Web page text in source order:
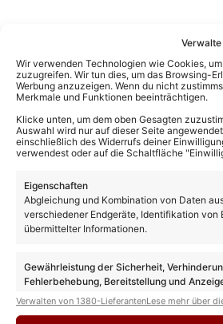
Wir verwenden Technologien wie Cookies,
zuzugreifen. Wir tun dies, um das Browsing-
Werbung anzuzeigen. Wenn du nicht
Merkmale und Funktionen beeinträchtigen.
Klicke unten, um dem oben Gesagten
Auswahl wird nur auf dieser Seite
einschließlich des Widerrufs deiner
verwendest oder auf die Schaltfläche
Eigenschaften
Abgleichung und Kombination von Daten
verschiedener Endgeräte, Identifikation von
übermittelter Informationen.
Gewährleistung der Sicherheit,
Fehlerbehebung, Bereitstellung und
Entscheidungen zum Datenschutz
Verwalten von 1380-LieferantenLese mehr über
„Rote Rosen“
der
„Sturm der